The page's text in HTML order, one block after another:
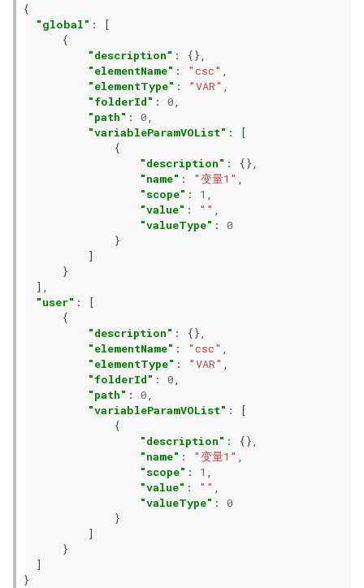
{
"global" :
[
{
"description" :
{},
"elementName" : "csc" ,
"elementType" : "VAR" ,
"folderId" : 0,
"path" : 0,
"variableParamVOList" :
[
{
"description" :
{},
"name" : "变量1" ,
"scope" : 1 ,
"value" : "" ,
"valueType" :
0
}
]
}
],
"user" :
[
{
"description" :
{},
"elementName" : "csc" ,
"elementType" : "VAR" ,
"folderId" : 0,
"path" : 0,
"variableParamVOList" :
[
{
"description" :
{},
"name" : "变量1" ,
"scope" : 1 ,
"value" : "" ,
"valueType" :
0
}
]
}
]
}